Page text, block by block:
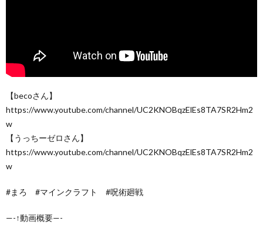
【becoさん】
https://www.youtube.com/channel/UC2KNOBqzElEs8TA7SR2Hm2
w
【うっちーゼロさん】
https://www.youtube.com/channel/UC2KNOBqzElEs8TA7SR2Hm2
w
#まろ #マインクラフト #呪術廻戦
—-↑動画概要—-